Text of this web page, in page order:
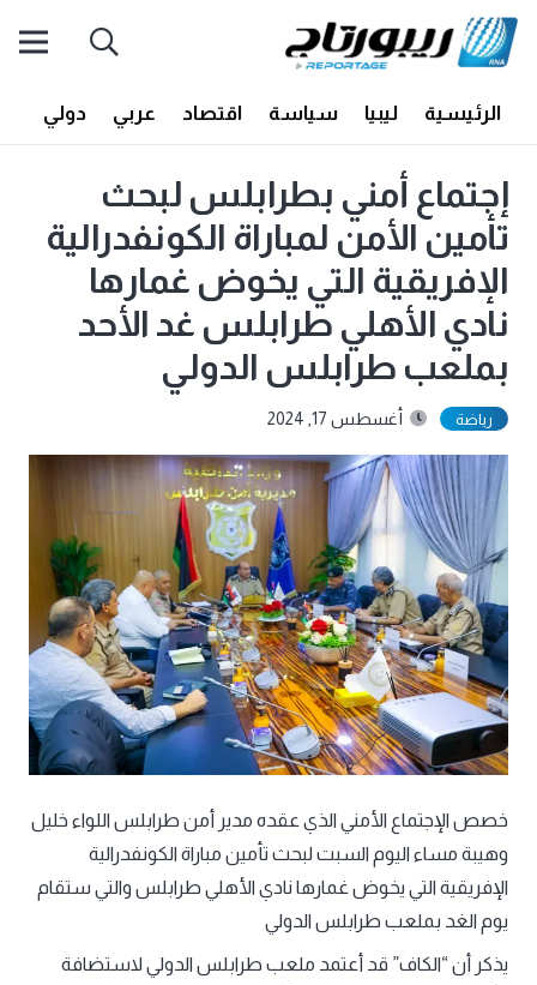
الرئيسية ليبيا سياسة اقتصاد عربي دولي
إجتماع أمني بطرابلس لبحث
تأمين الأمن لمباراة الكونفدرالية
الإفريقية التي يخوض غمارها
نادي الأهلي طرابلس غد الأحد
بملعب طرابلس الدولي
رياضة أغسطس 17, 2024
خصص الإجتماع الأمني الذي عقده مدير أمن طرابلس اللواء خليل
وهيبة مساء اليوم السبت لبحث تأمين مباراة الكونفدرالية
الإفريقية التي يخوض غمارها نادي الأهلي طرابلس والتي ستقام
يوم الغد بملعب طرابلس الدولي
يذكر أن “الكاف” قد أعتمد ملعب طرابلس الدولي لاستضافة